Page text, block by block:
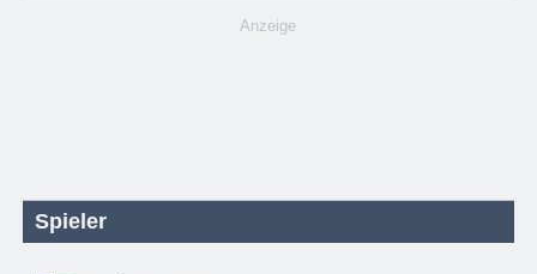
Anzeige
Spieler